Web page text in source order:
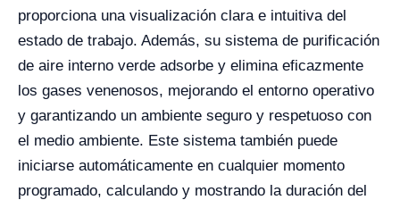
proporciona una visualización clara e intuitiva del
estado de trabajo. Además, su sistema de purificación
de aire interno verde adsorbe y elimina eficazmente
los gases venenosos, mejorando el entorno operativo
y garantizando un ambiente seguro y respetuoso con
el medio ambiente. Este sistema también puede
iniciarse automáticamente en cualquier momento
programado, calculando y mostrando la duración del